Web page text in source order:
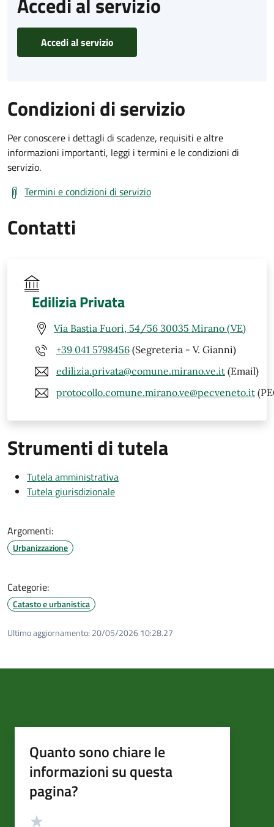
Accedi al servizio
Condizioni di servizio
Per conoscere i dettagli di scadenze, requisiti e altre
informazioni importanti, leggi i termini e le condizioni di
servizio.
Termini e condizioni di servizio
Contatti
Edilizia Privata
Via Bastia Fuori, 54/56 30035 Mirano (VE)
+39 041 5798456 (Segreteria - V. Giannì)
edilizia.privata@comune.mirano.ve.it (Email)
protocollo.comune.mirano.ve@pecveneto.it
Strumenti di tutela
Tutela amministrativa
Tutela giurisdizionale
Argomenti:
Urbanizzazione
Categorie:
Catasto e urbanistica
Ultimo aggiornamento: 20/05/2026 10:28.27
Quanto sono chiare le
informazioni su questa
pagina?
Valutazione